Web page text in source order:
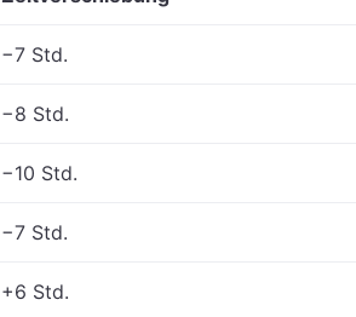
−7 Std.
−8 Std.
−10 Std.
−7 Std.
+6 Std.